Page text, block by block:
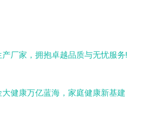
厂家，拥抱卓越品质与无忧服务!
健康万亿蓝海，家庭健康新基建